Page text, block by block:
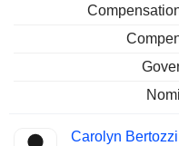
Carolyn Bertozzi